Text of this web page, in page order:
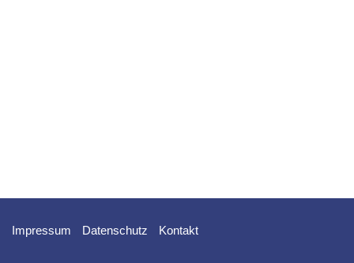
Impressum Datenschutz Kontakt